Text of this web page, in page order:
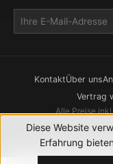
KontaktÜber uns
Vertrag
Alle Preise
© 2026
Diese Website
Erfahrung